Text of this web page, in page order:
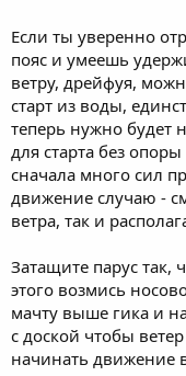
Если ты уверенно
пояс и умеешь
ветру, дрейфуя,
старт из воды,
теперь нужно будет
для старта без
сначала много сил
движение случаю -
ветра, так и
Затащите парус так,
этого возмись
мачту выше гика и
с доской чтобы
начинать движение